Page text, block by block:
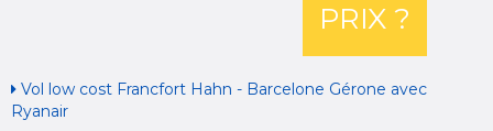
PRIX ?
Vol low cost Francfort Hahn - Barcelone Gérone avec
Ryanair